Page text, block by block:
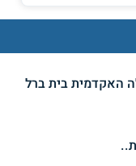
האקדמית בית ברל